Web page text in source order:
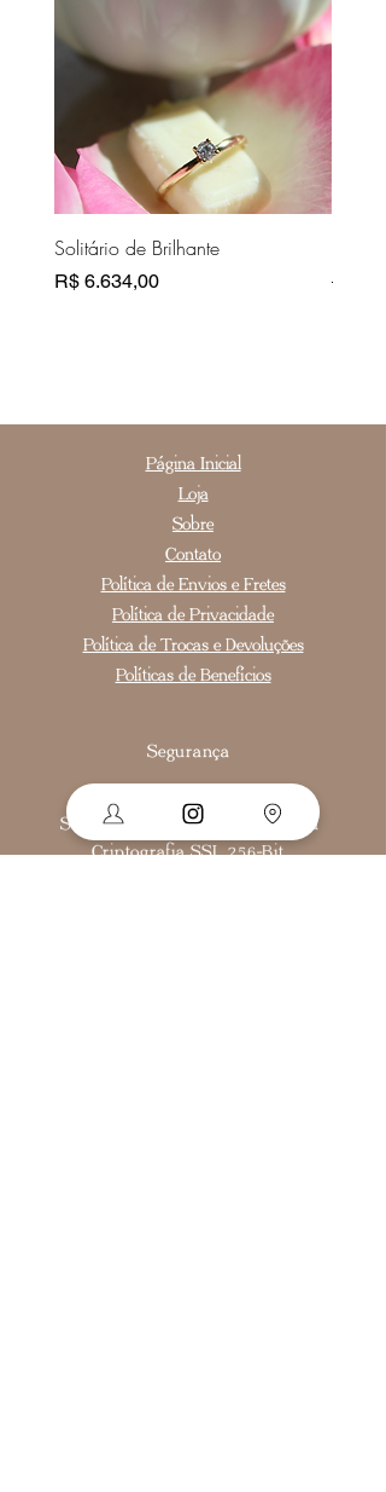
Solitário de Brilhante
Preço
R$ 6.634,00 Preço
R$
Página Inicial
Loja
Sobre
Contato
Política de Envios e Fretes
Política de Privacidade
Política de Trocas e Devoluções
Políticas de Benefícios
Segurança
Sua Informação é Protegida Pela
Criptografia SSL 256-Bit.